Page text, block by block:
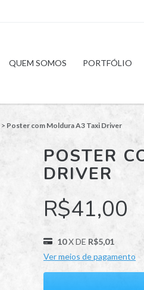
QUEM SOMOS PORTFÓLIO
> Poster com Moldura A3 Taxi Driver
POSTER
DRIVER
R$41,00
10X DE R$5,01
Ver meios de pagamento